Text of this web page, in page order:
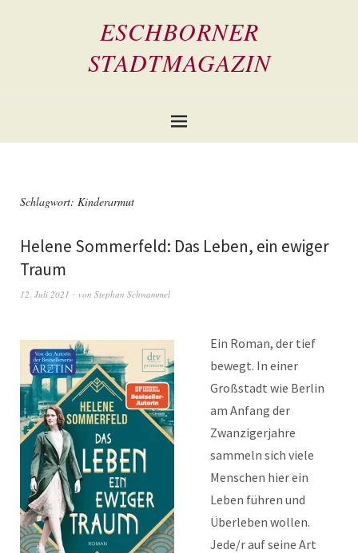
ESCHBORNER
STADTMAGAZIN
Schlagwort: Kinderarmut
Helene Sommerfeld: Das Leben, ein ewiger
Traum
12. Juli 2021 von Stephan Schwammel
Ein Roman, der tief
bewegt. In einer
Großstadt wie Berlin
am Anfang der
Zwanzigerjahre
sammeln sich viele
Menschen hier ein
Leben führen und
Überleben wollen.
Jede/r auf seine Art